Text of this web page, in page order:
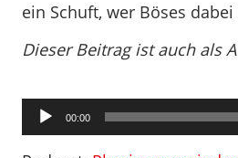
ein Schuft, wer Böses
Dieser Beitrag ist auch als
Audio-
Player
00:00